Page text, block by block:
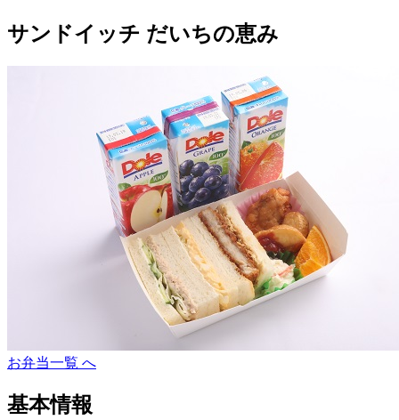
サンドイッチ だいちの恵み
お弁当一覧 へ
基本情報